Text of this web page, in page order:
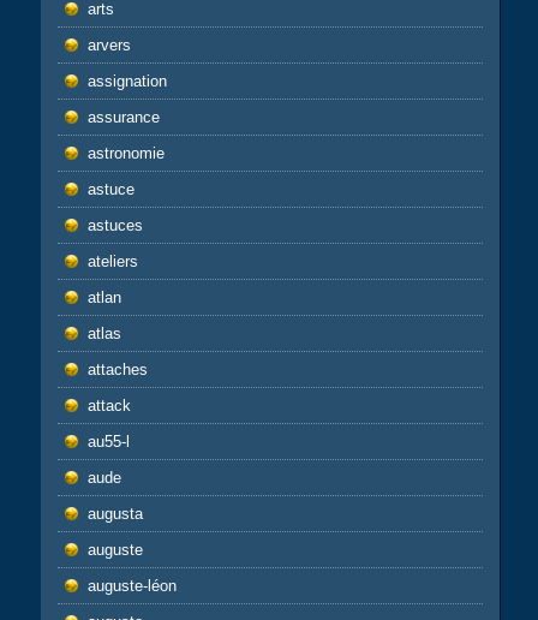
arts
arvers
assignation
assurance
astronomie
astuce
astuces
ateliers
atlan
atlas
attaches
attack
au55-l
aude
augusta
auguste
auguste-léon